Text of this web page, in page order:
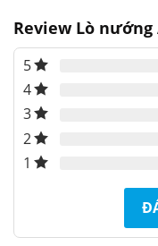
Tuyệt đối không
Tiết kiệm điện năng.
Review Lò nướng
5
4
3
2
1